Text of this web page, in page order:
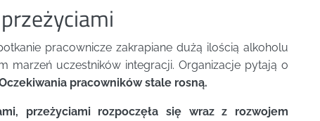
pracownicze zakrapiane dużą ilością alkoholu
marzeń uczestników integracji. Organizacje pytają o
pracowników stale rosną.
przeżyciami rozpoczęła się wraz z rozwojem